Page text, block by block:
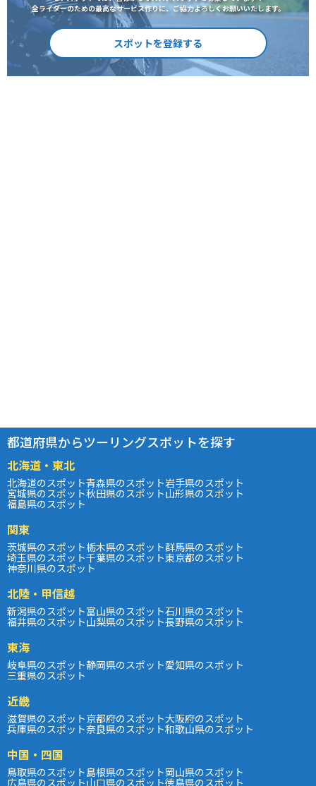
全ライダーのための最高なサービス作りに、ご協力よろしくお願いいたします。
スポットを登録する
都道府県からツーリングスポットを探す
北海道・東北
北海道のスポット青森県のスポット岩手県のスポット
宮城県のスポット秋田県のスポット山形県のスポット
福島県のスポット
関東
茨城県のスポット栃木県のスポット群馬県のスポット
埼玉県のスポット千葉県のスポット東京都のスポット
神奈川県のスポット
北陸・甲信越
新潟県のスポット富山県のスポット石川県のスポット
福井県のスポット山梨県のスポット長野県のスポット
東海
岐阜県のスポット静岡県のスポット愛知県のスポット
三重県のスポット
近畿
滋賀県のスポット京都府のスポット大阪府のスポット
兵庫県のスポット奈良県のスポット和歌山県のスポット
中国・四国
鳥取県のスポット島根県のスポット岡山県のスポット
広島県のスポット山口県のスポット徳島県のスポット